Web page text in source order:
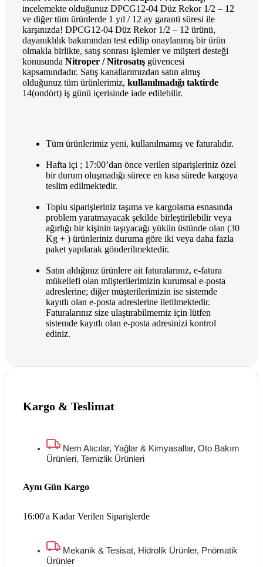
incelemekte olduğunuz DPCG12-04 Düz Rekor 1/2 – 12
ve diğer tüm ürünlerde 1 yıl / 12 ay garanti süresi ile
karşınızda! DPCG12-04 Düz Rekor 1/2 – 12 ürünü,
dayanıklılık bakımından test edilip onaylanmış bir ürün
olmakla birlikte, satış sonrası işlemler ve müşteri desteği
konusunda Nitroper / Nitrosatış güvencesi
kapsamındadır. Satış kanallarımızdan satın almış
olduğunuz tüm ürünlerimiz, kullanılmadığı taktirde
14(ondört) iş günü içerisinde iade edilebilir.
Tüm ürünlerimiz yeni, kullanılmamış ve faturalıdır.
Hafta içi ; 17:00’dan önce verilen siparişleriniz özel
bir durum oluşmadığı sürece en kısa sürede kargoya
teslim edilmektedir.
Toplu siparişleriniz taşıma ve kargolama esnasında
problem yaratmayacak şekilde birleştirilebilir veya
ağırlığı bir kişinin taşıyacağı yükün üstünde olan (30
Kg + ) ürünleriniz duruma göre iki veya daha fazla
paket yapılarak gönderilmektedir.
Satın aldığınız ürünlere ait faturalarınız, e-fatura
mükellefi olan müşterilerimizin kurumsal e-posta
adreslerine; diğer müşterilerimizin ise sistemde
kayıtlı olan e-posta adreslerine iletilmektedir.
Faturalarınız size ulaştırabilmemiz için lütfen
sistemde kayıtlı olan e-posta adresinizi kontrol
ediniz.
Kargo & Teslimat
Nem Alıcılar, Yağlar & Kimyasallar, Oto Bakım
Ürünleri, Temizlik Ürünleri
16:00'a Kadar Verilen Siparişlerde
Aynı Gün Kargo
Mekanik & Tesisat, Hidrolik Ürünler, Pnömatik
Ürünler